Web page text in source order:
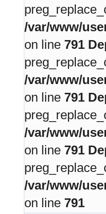
/var/www/
on line 791
/var/www/
on line 791
/var/www/
on line 791
/var/www/
on line 791